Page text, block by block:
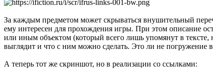
За каждым предметом может скрываться внушительный
ему интересен для прохождения игры. При этом описание
или иным объектом (который всего лишь упомянут в тексте,
выглядит и что с ним можно сделать. Это ли не погружение
А теперь тот же скриншот, но в реализации со ссылками: